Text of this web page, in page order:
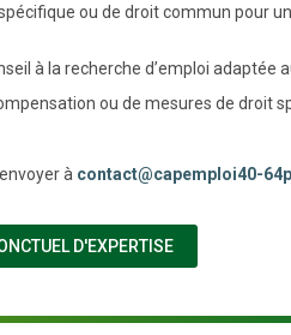
ou de droit commun pour
à la recherche d’emploi adaptée
ou de mesures de droit
à contact@capemploi40-
D'EXPERTISE(NOUVELLE